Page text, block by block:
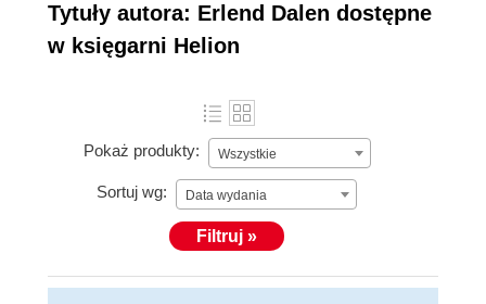
For the past four years, Erlend has been working as
a web developer for Norsk Test AS, where he
spends his days programming in Python using the
Tytuły autora: Erlend Dalen dostępne
w księgarni Helion
Pokaż produkty: Wszystkie
Sortuj wg: Data wydania
Filtruj »